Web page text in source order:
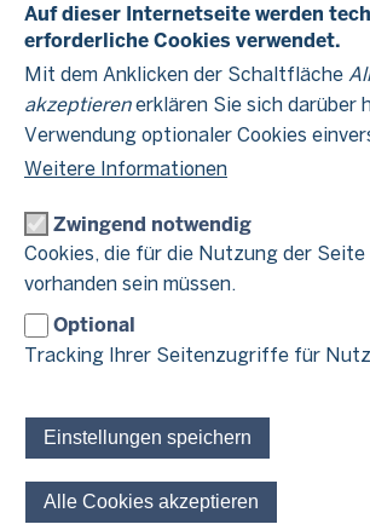
Auf dieser Internetseite werden
erforderliche Cookies verwendet.
Mit dem Anklicken der Schaltfläche
akzeptierenerklären Sie sich darüber
Verwendung optionaler Cookies
Weitere Informationen
Zwingend notwendig
Cookies, die für die Nutzung der Seite
vorhanden sein müssen.
Optional
Tracking Ihrer Seitenzugriffe für
Einstellungen speichern
Alle Cookies akzeptieren
Name
Straße, Nr
Betreff